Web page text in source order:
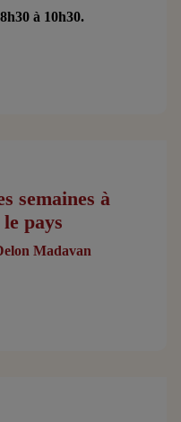
à 10h30.
semaines à
pays
Madavan